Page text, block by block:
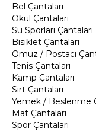
Bel Çantaları
Okul Çantaları
Su Sporları Çantaları
Bisiklet Çantaları
Omuz / Postacı
Tenis Çantaları
Kamp Çantaları
Sırt Çantaları
Yemek / Beslenme
Mat Çantaları
Spor Çantaları